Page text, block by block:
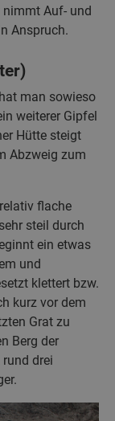
nimmt Auf- und
Anspruch.
man sowieso
weiterer Gipfel
Hütte steigt
Abzweig zum
flache
steil durch
ein etwas
und
klettert bzw.
kurz vor dem
Grat zu
Berg der
drei